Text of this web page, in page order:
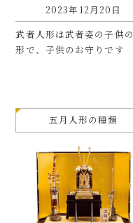
2023年12月20日
武者人形は武者姿の子供
形で、子供のお守りです
五月人形の種類